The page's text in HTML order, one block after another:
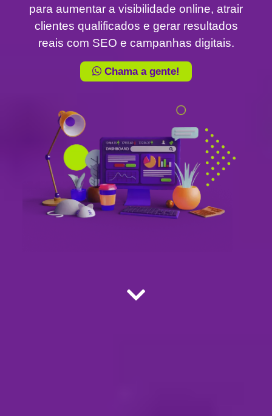
para aumentar a visibilidade online, atrair
clientes qualificados e gerar resultados
reais com SEO e campanhas digitais.
Chama a gente!